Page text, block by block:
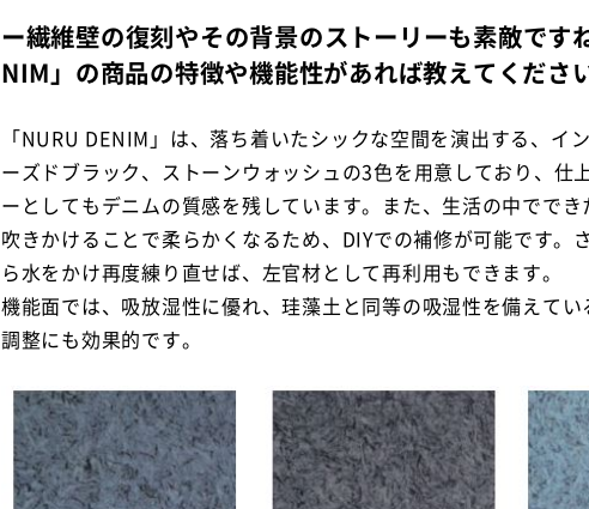
ー繊維壁の復刻やその背景のストーリーも素敵です
NIM」の商品の特徴や機能性があれば教えてください
「NURU DENIM」は、落ち着いたシックな空間を演出する、イ
ーズドブラック、ストーンウォッシュの3色を用意しており、仕
ーとしてもデニムの質感を残しています。また、生活の中ででき
吹きかけることで柔らかくなるため、DIYでの補修が可能です。
ら水をかけ再度練り直せば、左官材として再利用もできます。
機能面では、吸放湿性に優れ、珪藻土と同等の吸湿性を備えて
調整にも効果的です。